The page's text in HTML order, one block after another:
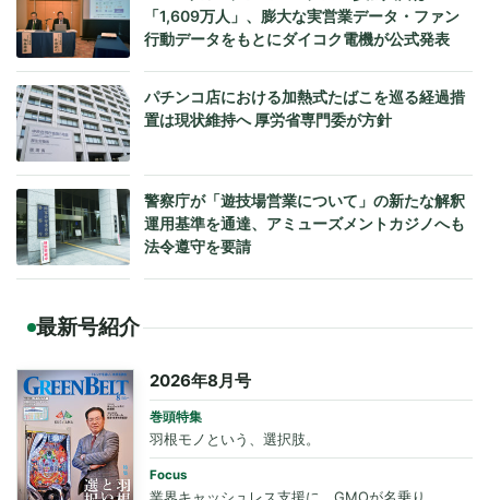
「1,609万人」、膨大な実営業データ・ファン
行動データをもとにダイコク電機が公式発表
パチンコ店における加熱式たばこを巡る経過措
置は現状維持へ 厚労省専門委が方針
警察庁が「遊技場営業について」の新たな解釈
運用基準を通達、アミューズメントカジノへも
法令遵守を要請
最新号紹介
2026年8月号
巻頭特集
羽根モノという、選択肢。
Focus